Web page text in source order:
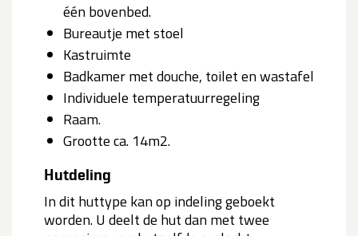
één bovenbed.
Bureautje met stoel
Kastruimte
Badkamer met douche, toilet en wastafel
Individuele temperatuurregeling
Raam.
Grootte ca. 14m2.
Hutdeling
In dit huttype kan op indeling geboekt
worden. U deelt de hut dan met twee